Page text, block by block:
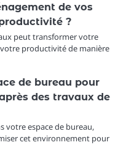
de vos
?
peut transformer votre
productivité de manière
de bureau pour
des travaux de
votre espace de bureau,
cet environnement pour